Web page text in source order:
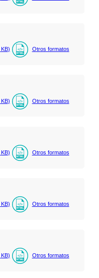
KB) Otros formatos
KB) Otros formatos
KB) Otros formatos
KB) Otros formatos
KB) Otros formatos